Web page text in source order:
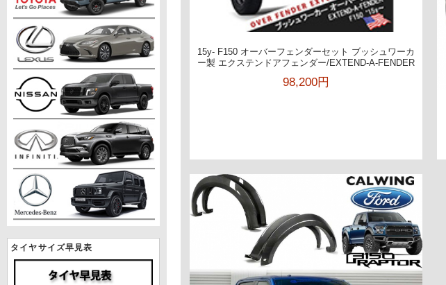
タイヤサイズ早見表
15y- F150 オーバーフェンダーセット ブッシュワーカ
ー製 エクステンドアフェンダー/EXTEND-A-FENDER
98,200円